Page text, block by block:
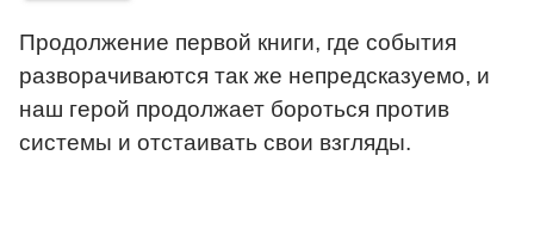
Продолжение первой книги, где события
разворачиваются так же непредсказуемо, и
наш герой продолжает бороться против
системы и отстаивать свои взгляды.